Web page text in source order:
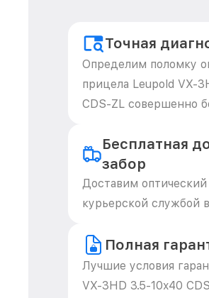
Точная
Определим поломку
прицела Leupold VX-
CDS-ZL совершенно
Бесплатная
забор
Доставим
курьерской службой
Полная
Лучшие условия
VX-3HD 3.5-10x40